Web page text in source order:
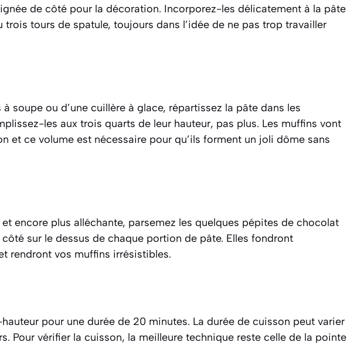
de côté pour la décoration. Incorporez-les délicatement à la pâte
trois tours de spatule, toujours dans l’idée de ne pas trop travailler
soupe ou d’une cuillère à glace, répartissez la pâte dans les
les aux trois quarts de leur hauteur, pas plus. Les muffins vont
et ce volume est nécessaire pour qu’ils forment un joli dôme sans
encore plus alléchante, parsemez les quelques pépites de chocolat
sur le dessus de chaque portion de pâte. Elles fondront
rendront vos muffins irrésistibles.
pour une durée de 20 minutes. La durée de cuisson peut varier
Pour vérifier la cuisson, la meilleure technique reste celle de la pointe